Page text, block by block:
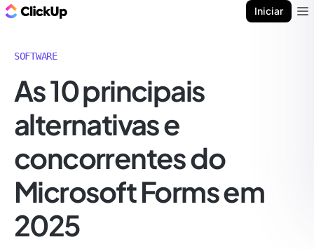
Iniciar
SOFTWARE
As 10 principais
alternativas e
concorrentes do
Microsoft Forms em
2025